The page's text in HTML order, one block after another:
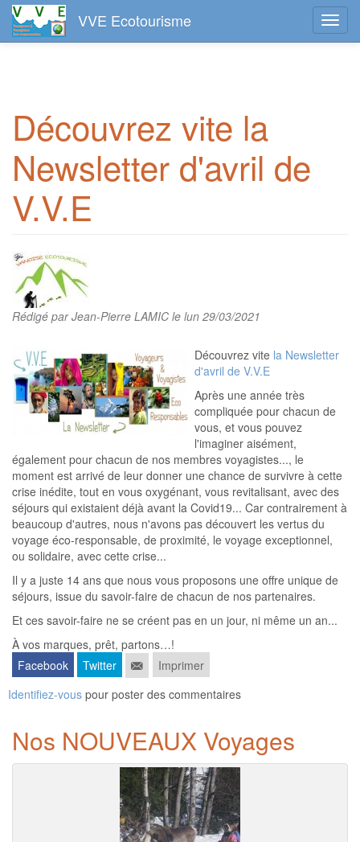
VVE Ecotourisme
Découvrez vite la
Newsletter d'avril de
V.V.E
Rédigé parJean-Pierre LAMIC le lun 29/03/2021
Découvrez vite la Newsletter
d'avril de V.V.E
Après une année très
compliquée pour chacun de
vous, et vous pouvez
l'imaginer aisément,
également pour chacun de nos membres voyagistes..., le
moment est arrivé de leur donner une chance de survivre à cette
crise inédite, tout en vous oxygénant, vous revitalisant, avec des
séjours qui existaient déjà avant la Covid19... Car contrairement à
beaucoup d'autres, nous n'avons pas découvert les vertus du
voyage éco-responsable, de proximité, le voyage exceptionnel,
ou solidaire, avec cette crise...
Il y a juste 14 ans que nous vous proposons une offre unique de
séjours, issue du savoir-faire de chacun de nos partenaires.
Et ces savoir-faire ne se créent pas en un jour, ni même un an...
À vos marques, prêt, partons…!
Facebook
Twitter
Imprimer
Identifiez-vous pour poster des commentaires
Nos NOUVEAUX Voyages